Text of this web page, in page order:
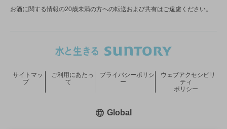
お酒に関する情報の20歳未満の方への転送および共有はご遠慮ください。
サイトマッ
プ
ご利用にあたっ
て
プライバシーポリシ
ー
ウェブアクセシビリ
ティ
ポリシー
Global新しいウィンドウで開く